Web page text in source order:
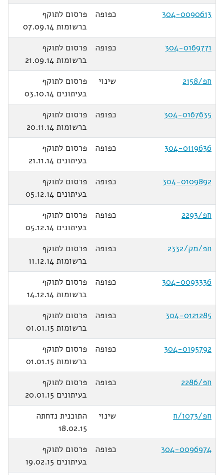
304-0090613 כפופה
פרסום לתוקף
ברשומות 07.09.14
304-0169771
כפופה
פרסום לתוקף
ברשומות 21.09.14
חפ/2158
שינוי
פרסום לתוקף
בעיתונים 03.10.14
304-0167635
כפופה
פרסום לתוקף
ברשומות 20.11.14
304-0119636
כפופה
פרסום לתוקף
בעיתונים 21.11.14
304-0109892
כפופה
פרסום לתוקף
בעיתונים 05.12.14
חפ/2293
כפופה
פרסום לתוקף
בעיתונים 05.12.14
חפ/מק/2332
כפופה
פרסום לתוקף
ברשומות 11.12.14
304-0093336
כפופה
פרסום לתוקף
ברשומות 14.12.14
304-0121285
כפופה
פרסום לתוקף
ברשומות 01.01.15
304-0195792
כפופה
פרסום לתוקף
ברשומות 01.01.15
חפ/2286
כפופה
פרסום לתוקף
בעיתונים 20.01.15
חפ/1073/ח
שינוי
התוכנית נדחתה
18.02.15
304-0096974
כפופה
פרסום לתוקף
בעיתונים 19.02.15